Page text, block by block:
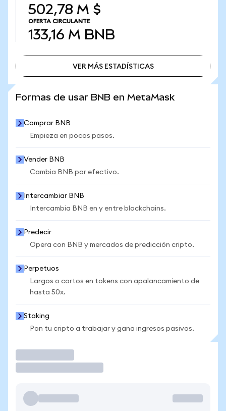
502,78 M $
OFERTA CIRCULANTE
133,16 M BNB
VER MÁS ESTADÍSTICAS
Formas de usar BNB en MetaMask
Comprar BNB
Empieza en pocos pasos.
Vender BNB
Cambia BNB por efectivo.
Intercambiar BNB
Intercambia BNB en y entre blockchains.
Predecir
Opera con BNB y mercados de predicción cripto.
Perpetuos
Largos o cortos en tokens con apalancamiento de
hasta 50x.
Staking
Pon tu cripto a trabajar y gana ingresos pasivos.